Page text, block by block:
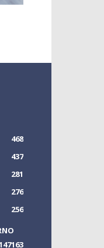
468
437
281
276
256
163